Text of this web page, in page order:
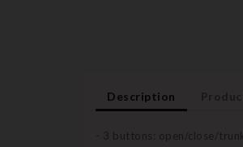
Description
- 3 buttons: open/close/trunk